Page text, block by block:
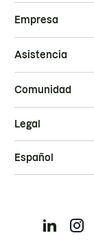
Empresa
Asistencia
Comunidad
Legal
Español